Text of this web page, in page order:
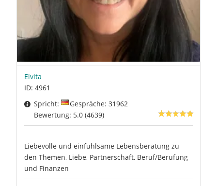
Elvita
ID: 4961
Spricht:
Gespräche: 31962
Bewertung: 5.0 (4639)
Liebevolle und einfühlsame Lebensberatung zu
den Themen, Liebe, Partnerschaft, Beruf/Berufung
und Finanzen